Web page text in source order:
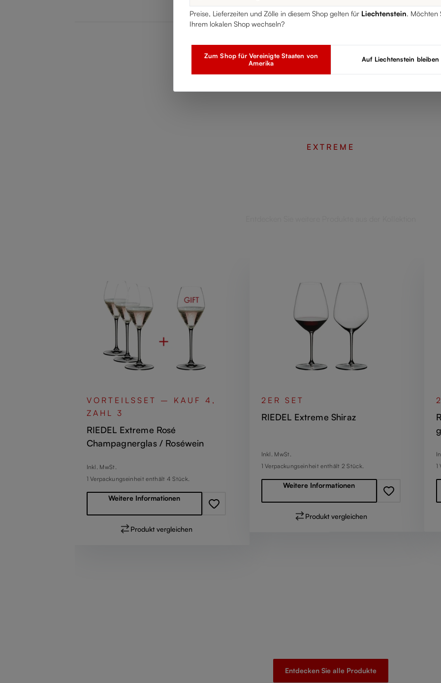
EXTREME
VORTEILSSET – KAUF 4,
ZAHL 3
RIEDEL Extreme Rosé
Champagnerglas / Roséwein
Regulärer Preis:
Inkl. MwSt.
1 Verpackungseinheit enthält 4 Stück.
Weitere Informationen
Produkt vergleichen
2ER SET
RIEDEL Extreme Shiraz
Regulärer Preis:
Inkl. MwSt.
1 Verpackungseinheit enthält 2 Stück.
Weitere Informationen
Produkt vergleichen
1
Entdecken Sie alle Produkte
Preise, Lieferzeiten und Zölle in diesem Shop gelten für Liechtenstein . Möchten
Ihrem lokalen Shop wechseln?
Zum Shop für Vereinigte Staaten von
Amerika
Auf Liechtenstein bleiben